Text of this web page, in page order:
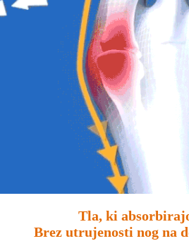
Tla, ki
Brez utrujenosti nog na